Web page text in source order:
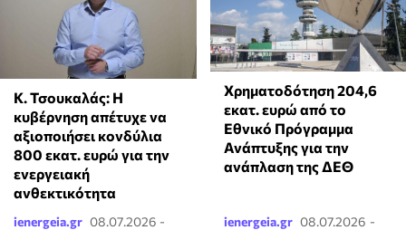
Κ. Τσουκαλάς: Η
κυβέρνηση απέτυχε να
αξιοποιήσει κονδύλια
800 εκατ. ευρώ για την
ενεργειακή
ανθεκτικότητα
ienergeia.gr 08.07.2026 -
Χρηματοδότηση 204,6
εκατ. ευρώ από το
Εθνικό Πρόγραμμα
Ανάπτυξης για την
ανάπλαση της ΔΕΘ
ienergeia.gr 08.07.2026 -